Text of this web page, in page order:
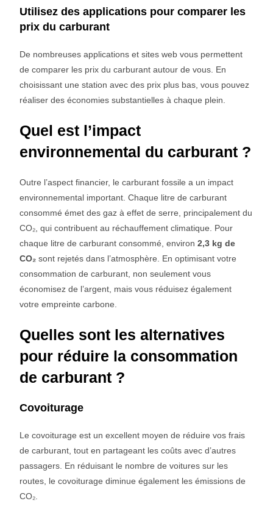
Utilisez des applications pour comparer les
prix du carburant
De nombreuses applications et sites web vous permettent
de comparer les prix du carburant autour de vous. En
choisissant une station avec des prix plus bas, vous pouvez
réaliser des économies substantielles à chaque plein.
Quel est l’impact
environnemental du carburant ?
Outre l’aspect financier, le carburant fossile a un impact
environnemental important. Chaque litre de carburant
consommé émet des gaz à effet de serre, principalement du
CO₂, qui contribuent au réchauffement climatique. Pour
chaque litre de carburant consommé, environ2,3 kg de
CO₂ sont rejetés dans l’atmosphère. En optimisant votre
consommation de carburant, non seulement vous
économisez de l’argent, mais vous réduisez également
votre empreinte carbone.
Quelles sont les alternatives
pour réduire la consommation
de carburant ?
Covoiturage
Le covoiturage est un excellent moyen de réduire vos frais
de carburant, tout en partageant les coûts avec d’autres
passagers. En réduisant le nombre de voitures sur les
routes, le covoiturage diminue également les émissions de
CO₂.